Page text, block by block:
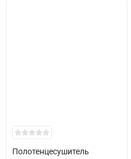
Полотенцесушитель